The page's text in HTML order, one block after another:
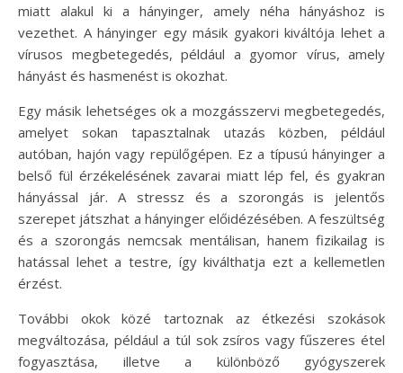
miatt alakul ki a hányinger, amely néha hányáshoz is
vezethet. A hányinger egy másik gyakori kiváltója lehet a
vírusos megbetegedés, például a gyomor vírus, amely
hányást és hasmenést is okozhat.
Egy másik lehetséges ok a mozgásszervi megbetegedés,
amelyet sokan tapasztalnak utazás közben, például
autóban, hajón vagy repülőgépen. Ez a típusú hányinger a
belső fül érzékelésének zavarai miatt lép fel, és gyakran
hányással jár. A stressz és a szorongás is jelentős
szerepet játszhat a hányinger előidézésében. A feszültség
és a szorongás nemcsak mentálisan, hanem fizikailag is
hatással lehet a testre, így kiválthatja ezt a kellemetlen
érzést.
További okok közé tartoznak az étkezési szokások
megváltozása, például a túl sok zsíros vagy fűszeres étel
fogyasztása, illetve a különböző gyógyszerek